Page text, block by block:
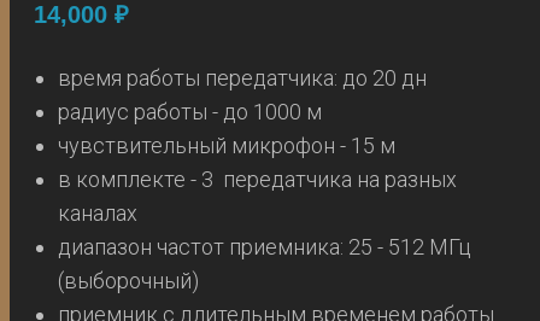
14,000₽
время работы передатчика: до 20 дн
радиус работы - до 1000 м
чувствительный микрофон - 15 м
в комплекте - 3 передатчика на разных
каналах
диапазон частот приемника: 25 - 512 МГц
(выборочный)
приемник с длительным временем работы